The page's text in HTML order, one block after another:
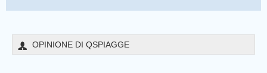
OPINIONE DI QSPIAGGE